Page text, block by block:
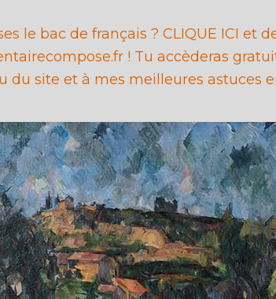
le bac de français ? CLIQUE ICI et
! Tu accèderas
du site et à mes meilleures astuces